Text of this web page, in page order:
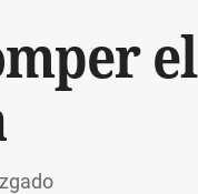
el